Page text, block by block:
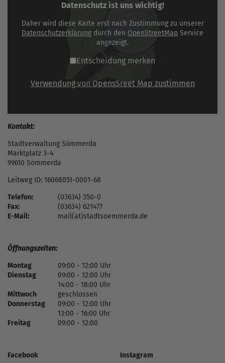
Datenschutz ist uns wichtig!
Daher wird diese Karte erst nach Zustimmung zu unserer
Datenschutzerklärung durch den OpenStreetMap Service
angezeigt.
Entscheidung merken
Verwendung von OpensSreet Map zustimmen
Kontakt:
Stadtverwaltung Sömmerda
Marktplatz 3-4
99610 Sömmerda
Leitweg ID: 16068051-0001-68
Telefon:
(03634) 350-0
Fax:
(03634) 621477
E-Mail:
mail(at)stadtsoemmerda.de
Öffnungszeiten:
Montag
09:00 - 12:00 Uhr
Dienstag
09:00 - 12:00 Uhr
14:00 - 18:00 Uhr
Mittwoch
geschlossen
Donnerstag
09:00 - 12:00 Uhr
13:00 - 16:00 Uhr
Freitag
09:00 - 12:00
Facebook Instagram